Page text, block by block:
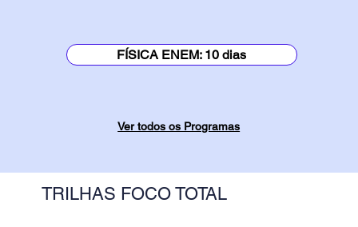
FÍSICA ENEM: 10 dias
Ver todos os Programas
TRILHAS FOCO TOTAL